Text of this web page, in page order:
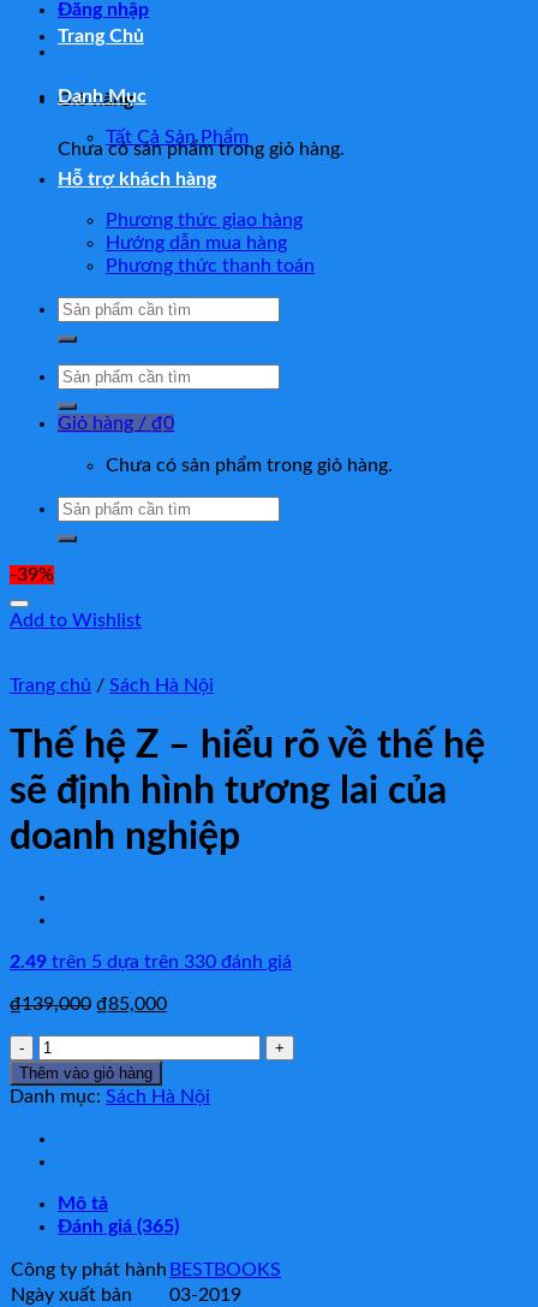
Đăng nhập
Giỏ hàng
Chưa có sản phẩm trong giỏ hàng.
Trang Chủ
Danh Mục
Tất Cả Sản Phẩm
Hỗ trợ khách hàng
Phương thức giao hàng
Hướng dẫn mua hàng
Phương thức thanh toán
Tìm
Tìm
Giỏ hàng / ₫0
Chưa có sản phẩm trong giỏ hàng.
Tìm
-39%
Add to Wishlist
Trang chủ / Sách Hà Nội
Thế hệ Z – hiểu rõ về thế hệ
sẽ định hình tương lai của
doanh nghiệp
2.49 trên 5 dựa trên 330 đánh giá
₫139,000 ₫85,000
Thế
hệ
Z
hiểu
rõ
thế
hệ
định
hình
Thêm vào giỏ hàng
Danh mục: Sách Hà Nội
Mô tả
Đánh giá (365)
Công ty phát hành BESTBOOKS
Ngày xuất bản
03-2019